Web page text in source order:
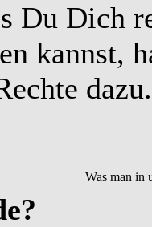
Du Dich
kannst,
dazu.
Was man in